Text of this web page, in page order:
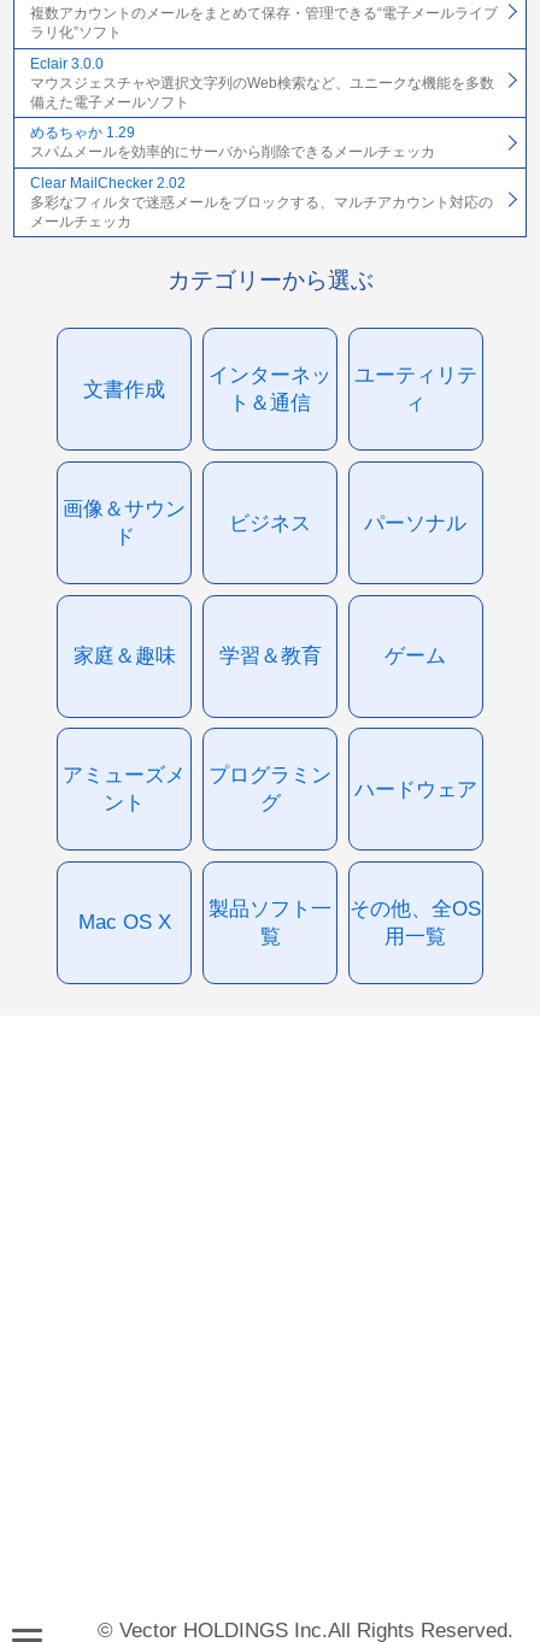
複数アカウントのメールをまとめて保存・管理できる“電子メールライブ
ラリ化”ソフト
Eclair 3.0.0
マウスジェスチャや選択文字列のWeb検索など、ユニークな機能を多数
備えた電子メールソフト
めるちゃか 1.29
スパムメールを効率的にサーバから削除できるメールチェッカ
Clear MailChecker 2.02
多彩なフィルタで迷惑メールをブロックする、マルチアカウント対応の
メールチェッカ
カテゴリーから選ぶ
文書作成
インターネッ
ト＆通信
ユーティリテ
ィ
画像＆サウン
ド
ビジネス パーソナル
家庭＆趣味 学習＆教育 ゲーム
アミューズメ
ント
プログラミン
グ
ハードウェア
Mac OS X
製品ソフト一
覧
その他、全OS
用一覧
© Vector HOLDINGS Inc.All Rights Reserved.